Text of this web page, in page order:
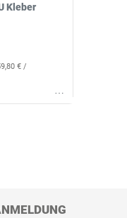
Kleber
€ /